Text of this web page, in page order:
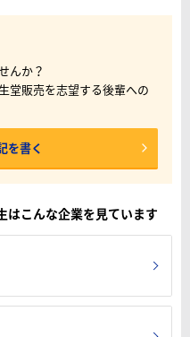
んか？
堂販売を志望する後輩への
を書く
はこんな企業を見ています